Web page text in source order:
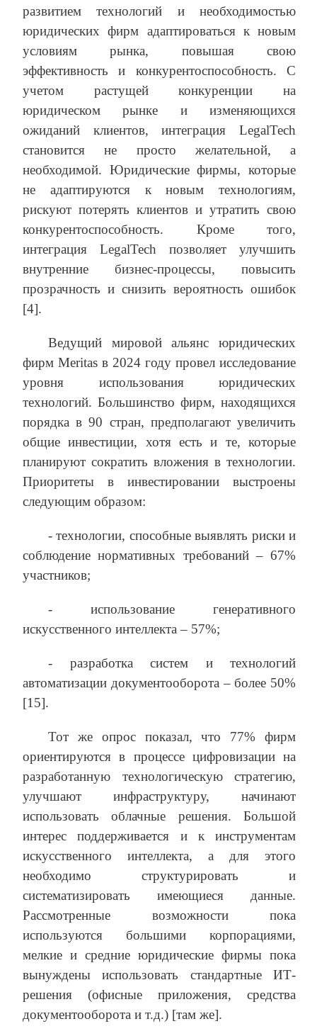
развитием технологий и необходимостью
юридических фирм адаптироваться к новым
условиям рынка, повышая свою
эффективность и конкурентоспособность. С
учетом растущей конкуренции на
юридическом рынке и изменяющихся
ожиданий клиентов, интеграция LegalTech
становится не просто желательной, а
необходимой. Юридические фирмы, которые
не адаптируются к новым технологиям,
рискуют потерять клиентов и утратить свою
конкурентоспособность. Кроме того,
интеграция LegalTech позволяет улучшить
внутренние бизнес-процессы, повысить
прозрачность и снизить вероятность ошибок
[4].
Ведущий мировой альянс юридических
фирм Meritas в 2024 году провел исследование
уровня использования юридических
технологий. Большинство фирм, находящихся
порядка в 90 стран, предполагают увеличить
общие инвестиции, хотя есть и те, которые
планируют сократить вложения в технологии.
Приоритеты в инвестировании выстроены
следующим образом:
- технологии, способные выявлять риски и
соблюдение нормативных требований – 67%
участников;
- использование генеративного
искусственного интеллекта – 57%;
- разработка систем и технологий
автоматизации документооборота – более 50%
[15].
Тот же опрос показал, что 77% фирм
ориентируются в процессе цифровизации на
разработанную технологическую стратегию,
улучшают инфраструктуру, начинают
использовать облачные решения. Большой
интерес поддерживается и к инструментам
искусственного интеллекта, а для этого
необходимо структурировать и
систематизировать имеющиеся данные.
Рассмотренные возможности пока
используются большими корпорациями,
мелкие и средние юридические фирмы пока
вынуждены использовать стандартные ИТ-
решения (офисные приложения, средства
документооборота и т.д.) [там же].